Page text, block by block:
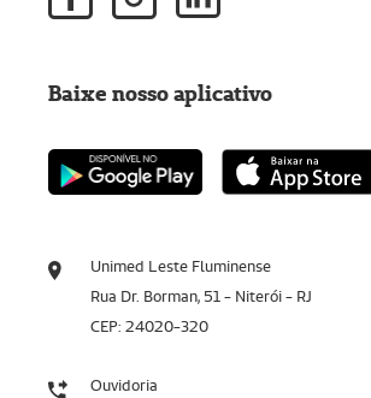
Unimed Leste Fluminense
Rua Dr. Borman, 51 - Niterói - RJ
CEP: 24020-320
Ouvidoria
Baixe nosso aplicativo